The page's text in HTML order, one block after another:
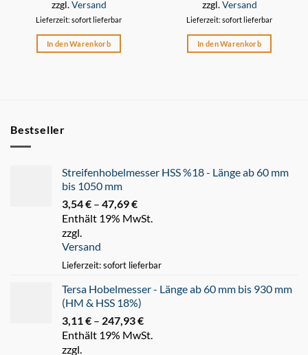
zzgl.Versand
Lieferzeit: sofort lieferbar
In den Warenkorb
zzgl.Versand
Lieferzeit: sofort lieferbar
In den Warenkorb
Bestseller
Streifenhobelmesser HSS %18 - Länge ab 60 mm
bis 1050 mm
3,54€ – 47,69€
3,54 €
Enthält 19% MwSt.
zzgl.
Versand
Lieferzeit: sofort lieferbar
Tersa Hobelmesser - Länge ab 60 mm bis 930 mm
(HM & HSS 18%)
3,11€ – 247,93€
3,11 €
Enthält 19% MwSt.
zzgl.